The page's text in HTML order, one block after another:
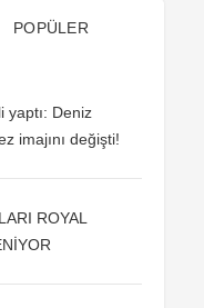
POPÜLER
yaptı: Deniz
imajını değişti!
ROYAL